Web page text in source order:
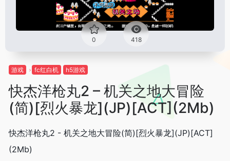
0 418
游戏 fc红白机 h5游戏
快杰洋枪丸2 – 机关之地大冒险
(简)[烈火暴龙](JP)[ACT](2Mb)
快杰洋枪丸2 - 机关之地大冒险(简)[烈火暴龙](JP)[ACT]
(2Mb)